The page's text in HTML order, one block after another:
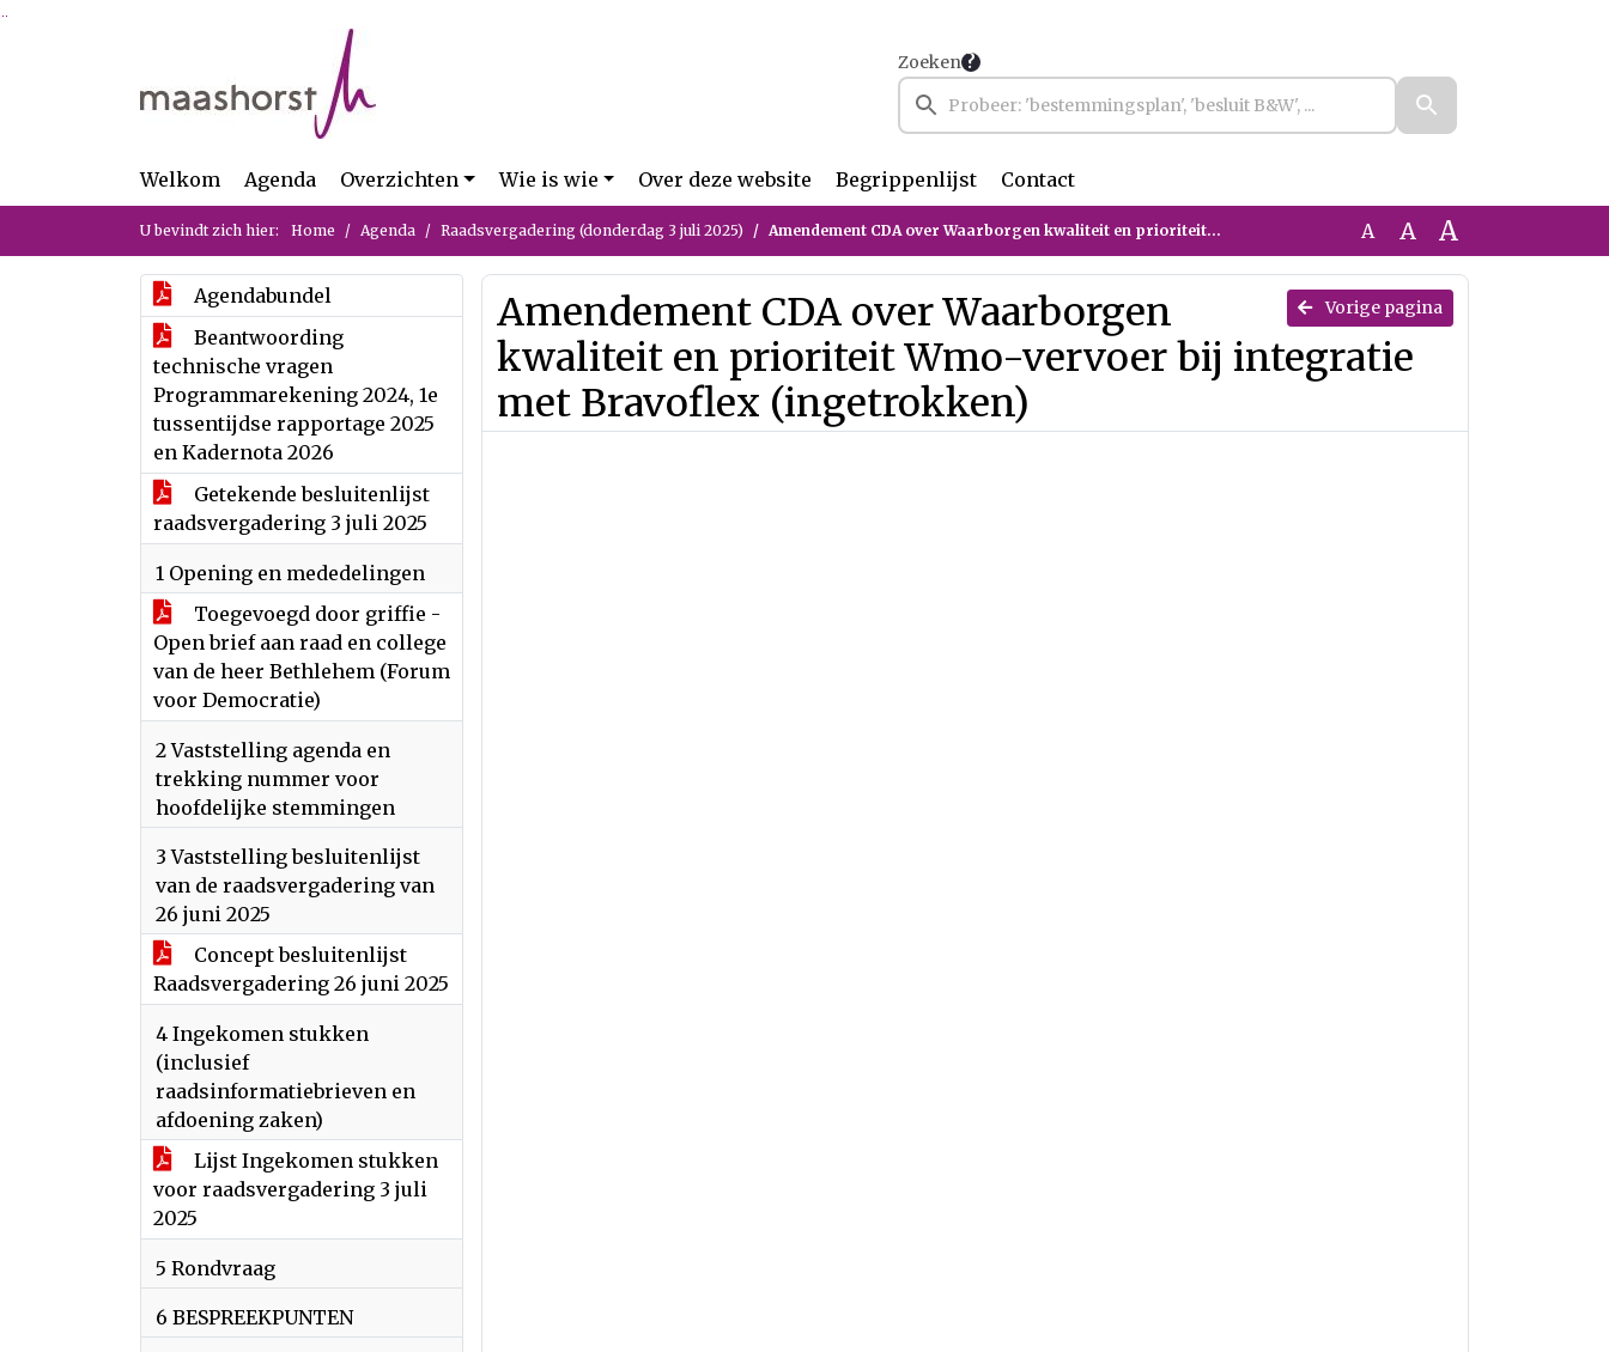
Zoeken
Welkom Agenda Overzichten Wie is wie Over deze website Begrippenlijst Contact
U bevindt zich hier: Home Agenda Raadsvergadering (donderdag 3 juli 2025) Amendement CDA over Waarborgen kwaliteit en prioriteit Wmo-vervoer bij integratie met Bravoflex (ingetrokken) A A A
Agendabundel
Beantwoording
technische vragen
Programmarekening 2024, 1e
tussentijdse rapportage 2025
en Kadernota 2026
Getekende besluitenlijst
raadsvergadering 3 juli 2025
1 Opening en mededelingen
Toegevoegd door griffie -
Open brief aan raad en college
van de heer Bethlehem (Forum
voor Democratie)
2 Vaststelling agenda en
trekking nummer voor
hoofdelijke stemmingen
3 Vaststelling besluitenlijst
van de raadsvergadering van
26 juni 2025
Concept besluitenlijst
Raadsvergadering 26 juni 2025
4 Ingekomen stukken
(inclusief
raadsinformatiebrieven en
afdoening zaken)
Lijst Ingekomen stukken
voor raadsvergadering 3 juli
2025
5 Rondvraag
6 BESPREEKPUNTEN
Vorige pagina
Amendement CDA over Waarborgen
kwaliteit en prioriteit Wmo-vervoer bij integratie
met Bravoflex (ingetrokken)